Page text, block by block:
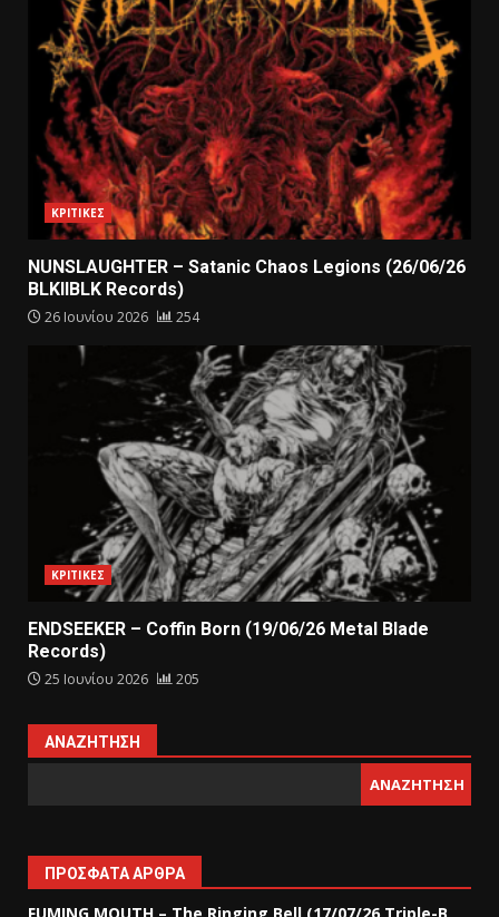
ΚΡΙΤΙΚΕΣ
NUNSLAUGHTER – Satanic Chaos Legions (26/06/26
BLKIIBLK Records)
26 Ιουνίου 2026 254
ΚΡΙΤΙΚΕΣ
ENDSEEKER – Coffin Born (19/06/26 Metal Blade
Records)
25 Ιουνίου 2026 205
ΑΝΑΖΉΤΗΣΗ
ΑΝΑΖΉΤΗΣΗ
ΠΡΌΣΦΑΤΑ ΆΡΘΡΑ